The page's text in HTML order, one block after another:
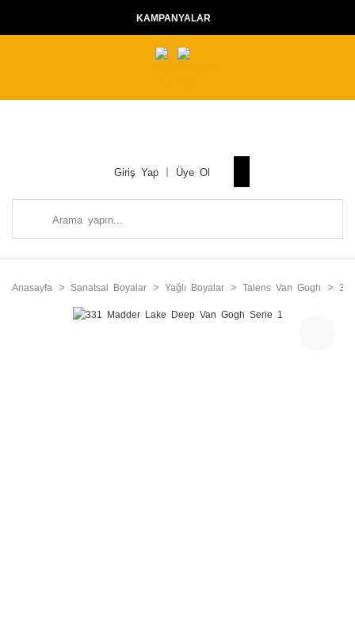
KAMPANYALAR
Giriş Yap Üye Ol
Anasayfa Sanatsal Boyalar Yağlı Boyalar Talens Van Gogh